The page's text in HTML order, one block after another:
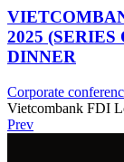
2025
DINNER
Corporate
Vietcombank FDI
Prev